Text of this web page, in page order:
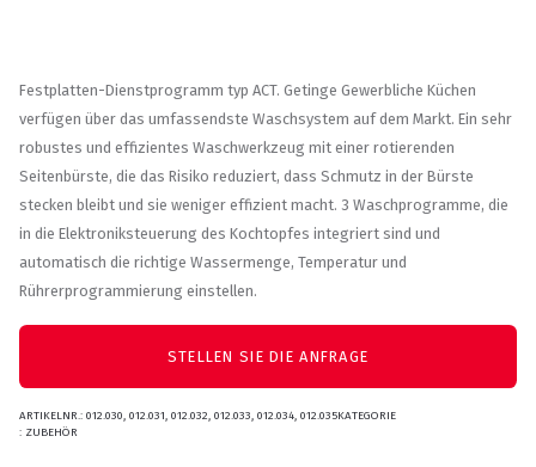
Festplatten-Dienstprogramm typ ACT. Getinge Gewerbliche Küchen
verfügen über das umfassendste Waschsystem auf dem Markt. Ein sehr
robustes und effizientes Waschwerkzeug mit einer rotierenden
Seitenbürste, die das Risiko reduziert, dass Schmutz in der Bürste
stecken bleibt und sie weniger effizient macht. 3 Waschprogramme, die
in die Elektroniksteuerung des Kochtopfes integriert sind und
automatisch die richtige Wassermenge, Temperatur und
Rührerprogrammierung einstellen.
STELLEN SIE DIE ANFRAGE
ARTIKELNR.: 012.030, 012.031, 012.032, 012.033, 012.034, 012.035KATEGORIE
: ZUBEHÖR